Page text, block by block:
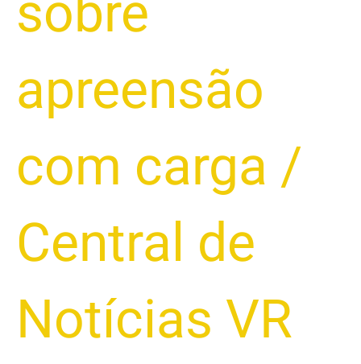
sobre
apreensão
com carga /
Central de
Notícias VR